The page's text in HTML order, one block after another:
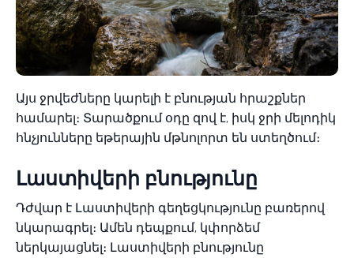
Այս ջրվեժները կարելի է բնության հրաշքներ
համարել։ Տարածքում օդը զով է, իսկ ջրի մելոդիկ
հնչյունները եթերային մթնոլորտ են ստեղծում։
Լաստիվերի բնությունը
Դժվար է Լաստիվերի գեղեցկությունը բառերով
նկարագրել։ Ամեն դեպքում, կփորձեմ
ներկայացնել։ Լաստիվերի բնությունը